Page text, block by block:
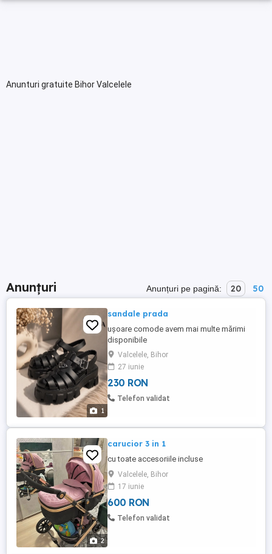
Anunturi gratuite Bihor Valcelele
Anunțuri Anunțuri pe pagină: 20 50
1
sandale prada
ușoare comode avem mai multe mărimi
disponibile
Valcelele, Bihor
27 iunie
230 RON
Telefon validat
2
carucior 3 in 1
cu toate accesoriile incluse
Valcelele, Bihor
17 iunie
600 RON
Telefon validat